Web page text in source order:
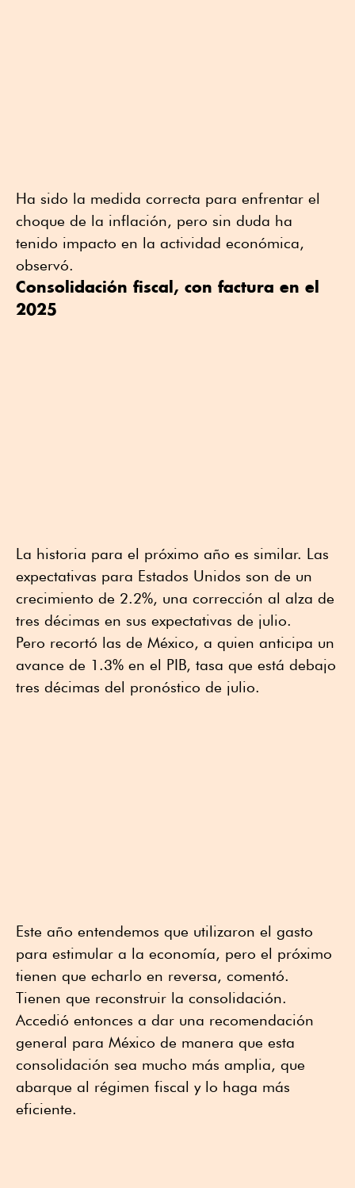
Ha sido la medida correcta para enfrentar el
choque de la inflación, pero sin duda ha
tenido impacto en la actividad económica,
observó.
Consolidación fiscal, con factura en el
2025
La historia para el próximo año es similar. Las
expectativas para Estados Unidos son de un
crecimiento de 2.2%, una corrección al alza de
tres décimas en sus expectativas de julio.
Pero recortó las de México, a quien anticipa un
avance de 1.3% en el PIB, tasa que está debajo
tres décimas del pronóstico de julio.
Este año entendemos que utilizaron el gasto
para estimular a la economía, pero el próximo
tienen que echarlo en reversa, comentó.
Tienen que reconstruir la consolidación.
Accedió entonces a dar una recomendación
general para México de manera que esta
consolidación sea mucho más amplia, que
abarque al régimen fiscal y lo haga más
eficiente.